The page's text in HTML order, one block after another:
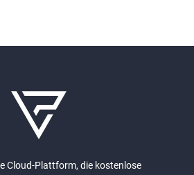
Cloud-Plattform, die kostenlose